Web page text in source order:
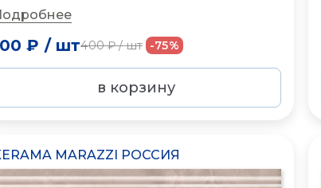
₽ / шт400 ₽/шт -75%
в корзину
MARAZZI РОССИЯ